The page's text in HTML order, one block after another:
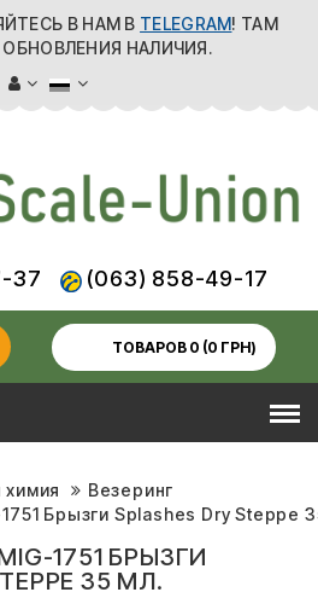
В НАМ В TELEGRAM! ТАМ
НАЛИЧИЯ.
37 (063) 858-49-17
ТОВАРОВ 0 (0 ГРН)
Везеринг
Брызги Splashes Dry Steppe
1751 БРЫЗГИ
35 МЛ.